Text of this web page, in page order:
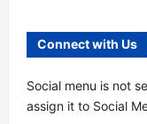
उर्फ
निकु
पाटील
दुसऱ्यांदा
मिळाली
निपाणी
Connect with Us
Social menu is not
assign it to Social